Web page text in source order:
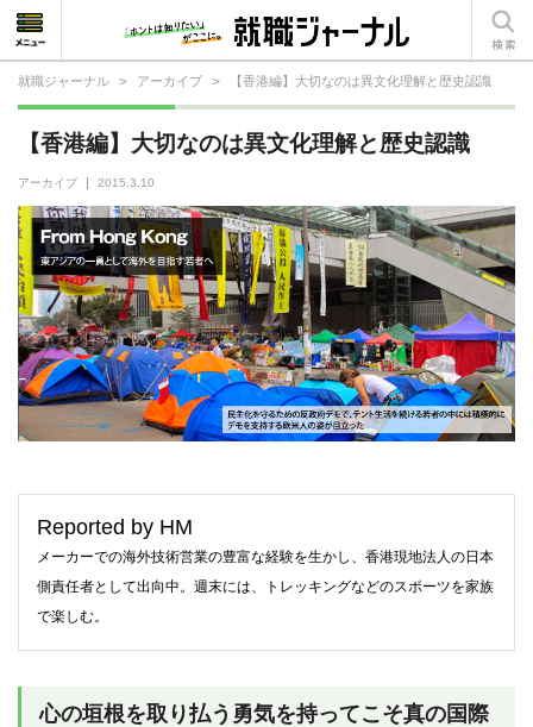
就職ジャーナル > アーカイブ > 【香港編】大切なのは異文化理解と歴史認識
【香港編】大切なのは異文化理解と歴史認識
アーカイブ 2015.3.10
Reported by HM
メーカーでの海外技術営業の豊富な経験を生かし、香港現地法人の日本
側責任者として出向中。週末には、トレッキングなどのスポーツを家族
で楽しむ。
心の垣根を取り払う勇気を持ってこそ真の国際
就活相談
就活ノウハウ
仕事の選び方・ヒント
仕事とは？
就活コラム